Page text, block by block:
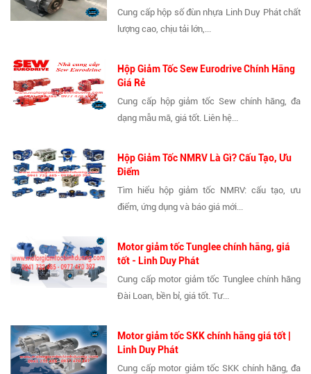
Cung cấp hộp số đùn nhựa Linh Duy Phát chất
lượng cao, chịu tải lớn,...
Hộp Giảm Tốc Sew Eurodrive Chính Hãng
Giá Rẻ
Cung cấp hộp giảm tốc Sew chính hãng, đa
dạng mẫu mã, giá tốt. Liên hệ...
Hộp Giảm Tốc NMRV Là Gì? Cấu Tạo, Ưu
Điểm
Tìm hiểu hộp giảm tốc NMRV: cấu tạo, ưu
điểm, ứng dụng và báo giá mới...
Motor giảm tốc Tunglee chính hãng, giá
tốt - Linh Duy Phát
Cung cấp motor giảm tốc Tunglee chính hãng
Đài Loan, bền bỉ, giá tốt. Tư...
Motor giảm tốc SKK chính hãng giá tốt |
Linh Duy Phát
Cung cấp motor giảm tốc SKK chính hãng, đa